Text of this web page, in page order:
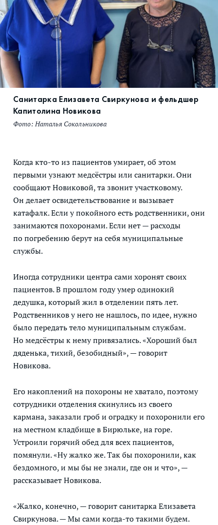
Санитарка Елизавета Свиркунова и фельдшер
Капитолина Новикова
Фото: Наталья Сокольникова
Когда кто-то из пациентов умирает, об этом
первыми узнают медсёстры или санитарки. Они
сообщают Новиковой, та звонит участковому.
Он делает освидетельствование и вызывает
катафалк. Если у покойного есть родственники, они
занимаются похоронами. Если нет — расходы
по погребению берут на себя муниципальные
службы.
Иногда сотрудники центра сами хоронят своих
пациентов. В прошлом году умер одинокий
дедушка, который жил в отделении пять лет.
Родственников у него не нашлось, по идее, нужно
было передать тело муниципальным службам.
Но медсёстры к нему привязались. «Хороший был
дяденька, тихий, безобидный», — говорит
Новикова.
Его накоплений на похороны не хватало, поэтому
сотрудники отделения скинулись из своего
кармана, заказали гроб и оградку и похоронили его
на местном кладбище в Бирюльке, на горе.
Устроили горячий обед для всех пациентов,
помянули. «Ну жалко же. Так бы похоронили, как
бездомного, и мы бы не знали, где он и что», —
рассказывает Новикова.
«Жалко, конечно, — говорит санитарка Елизавета
Свиркунова. — Мы сами когда-то такими будем.